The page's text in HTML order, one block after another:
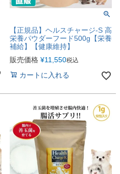
【正規品】ヘルスチャージ-S 高
栄養パウダーフード500g【栄養
補給】【健康維持】
販売価格 ¥11,550税込
カートに入れる